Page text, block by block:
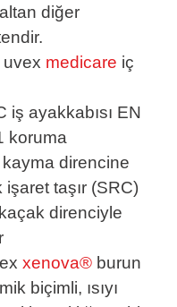
diğer
medicare iç
iş ayakkabısı EN
koruma
kayma direncine
taşır (SRC)
direnciyle
xenova® burun
biçimli, ısıyı